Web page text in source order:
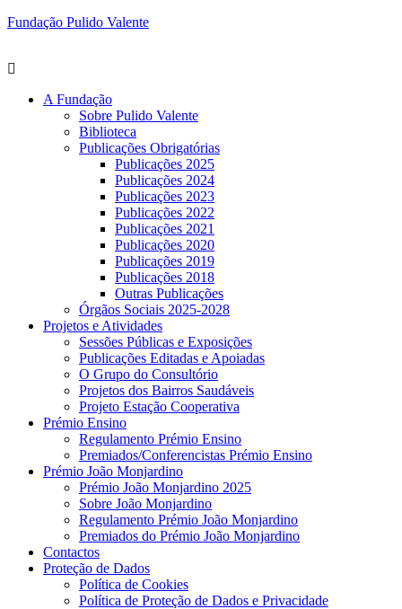
Fundação Pulido Valente
A Fundação
Sobre Pulido Valente
Biblioteca
Publicações Obrigatórias
Publicações 2025
Publicações 2024
Publicações 2023
Publicações 2022
Publicações 2021
Publicações 2020
Publicações 2019
Publicações 2018
Outras Publicações
Órgãos Sociais 2025-2028
Projetos e Atividades
Sessões Públicas e Exposições
Publicações Editadas e Apoiadas
O Grupo do Consultório
Projetos dos Bairros Saudáveis
Projeto Estação Cooperativa
Prémio Ensino
Regulamento Prémio Ensino
Premiados/Conferencistas Prémio Ensino
Prémio João Monjardino
Prémio João Monjardino 2025
Sobre João Monjardino
Regulamento Prémio João Monjardino
Premiados do Prémio João Monjardino
Contactos
Proteção de Dados
Política de Cookies
Política de Proteção de Dados e Privacidade